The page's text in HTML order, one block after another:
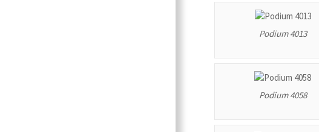
Podium 4013
Podium 4058